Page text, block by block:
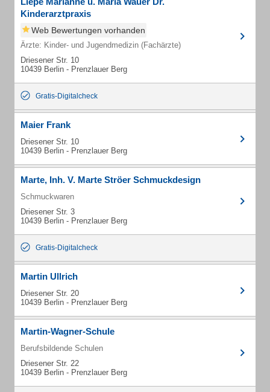
Kinderarztpraxis
Web Bewertungen vorhanden
Ärzte: Kinder- und Jugendmedizin (Fachärzte)
Driesener Str. 10
10439 Berlin - Prenzlauer Berg
Gratis-Digitalcheck
Maier Frank
Driesener Str. 10
10439 Berlin - Prenzlauer Berg
Marte, Inh. V. Marte Ströer Schmuckdesign
Schmuckwaren
Driesener Str. 3
10439 Berlin - Prenzlauer Berg
Gratis-Digitalcheck
Martin Ullrich
Driesener Str. 20
10439 Berlin - Prenzlauer Berg
Martin-Wagner-Schule
Berufsbildende Schulen
Driesener Str. 22
10439 Berlin - Prenzlauer Berg